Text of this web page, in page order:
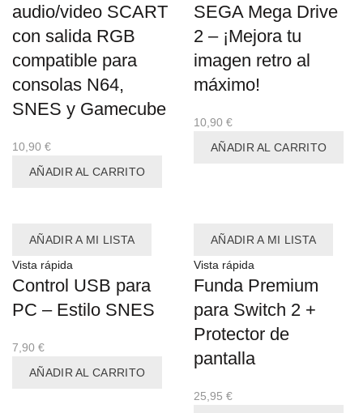
audio/video SCART
con salida RGB
compatible para
consolas N64,
SNES y Gamecube
10,90 €
AÑADIR AL CARRITO
SEGA Mega Drive
2 – ¡Mejora tu
imagen retro al
máximo!
10,90 €
AÑADIR AL CARRITO
AÑADIR A MI LISTA
Vista rápida
Control USB para
PC – Estilo SNES
7,90 €
AÑADIR AL CARRITO
AÑADIR A MI LISTA
Vista rápida
Funda Premium
para Switch 2 +
Protector de
pantalla
25,95 €